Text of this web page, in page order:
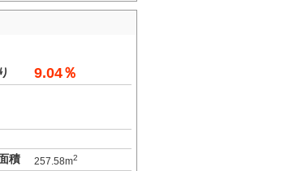
9.04％
積 257.58m2